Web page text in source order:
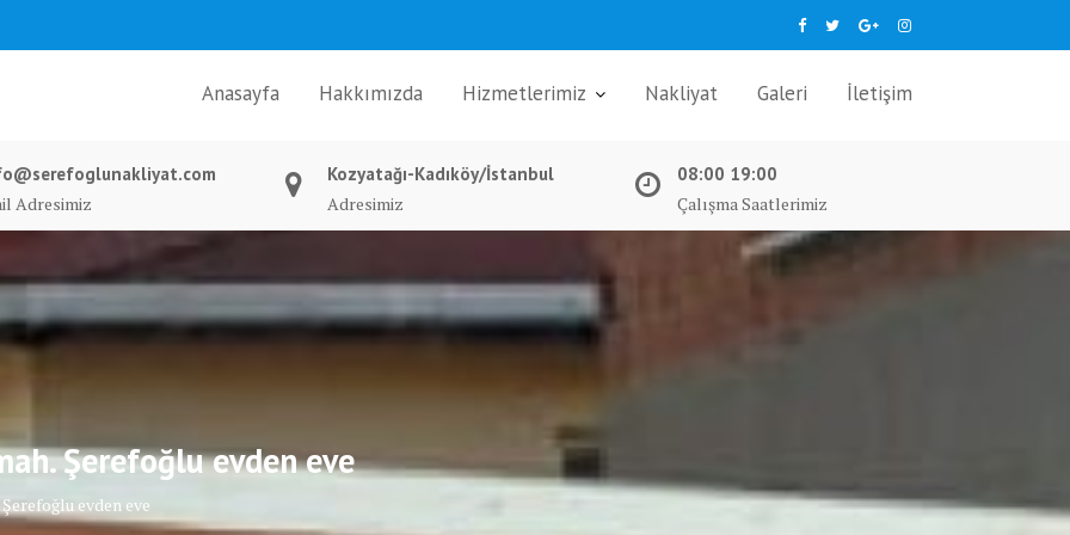
Anasayfa Hakkımızda Hizmetlerimiz Nakliyat Galeri İletişim
Adresimiz
Kozyatağı-Kadıköy/İstanbul
Adresimiz
08:00 19:00
Çalışma Saatlerimiz
Şerefoğlu evden eve
evden eve